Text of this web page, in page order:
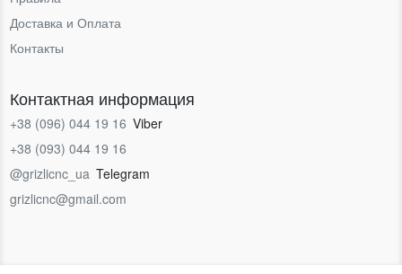
Доставка и Оплата
Контакты
Контактная информация
+38 (096) 044 19 16 Viber
+38 (093) 044 19 16
@grizlicnc_ua Telegram
grizlicnc@gmail.com